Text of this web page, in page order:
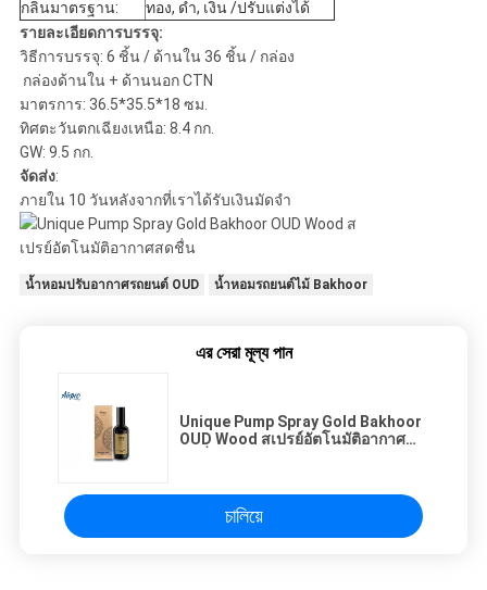
กลิ่นมาตรฐาน:
ทอง, ดำ, เงิน /ปรับแต่งได้
รายละเอียดการบรรจุ:
วิธีการบรรจุ: 6 ชิ้น / ด้านใน 36 ชิ้น / กล่อง
กล่องด้านใน + ด้านนอก CTN
มาตรการ: 36.5*35.5*18 ซม.
ทิศตะวันตกเฉียงเหนือ: 8.4 กก.
GW: 9.5 กก.
จัดส่ง:
ภายใน 10 วันหลังจากที่เราได้รับเงินมัดจำ
น้ำหอมปรับอากาศรถยนต์ OUD น้ำหอมรถยนต์ไม้ Bakhoor
এর সেরা মূল্য পান
Unique Pump Spray Gold Bakhoor
OUD Wood สเปรย์อัตโนมัติอากาศ
চালিয়ে